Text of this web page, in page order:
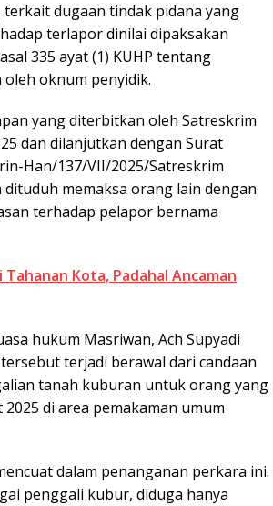
terkait dugaan tindak pidana yang
terlapor dinilai dipaksakan
335 ayat (1) KUHP tentang
oknum penyidik.
yang diterbitkan oleh Satreskrim
dan dilanjutkan dengan Surat
Han/137/VII/2025/Satreskrim
memaksa orang lain dengan
terhadap pelapor bernama
Tahanan Kota, Padahal Ancaman
hukum Masriwan, Ach Supyadi
terjadi berawal dari candaan
tanah kuburan untuk orang yang
di area pemakaman umum
dalam penanganan perkara ini.
penggali kubur, diduga hanya